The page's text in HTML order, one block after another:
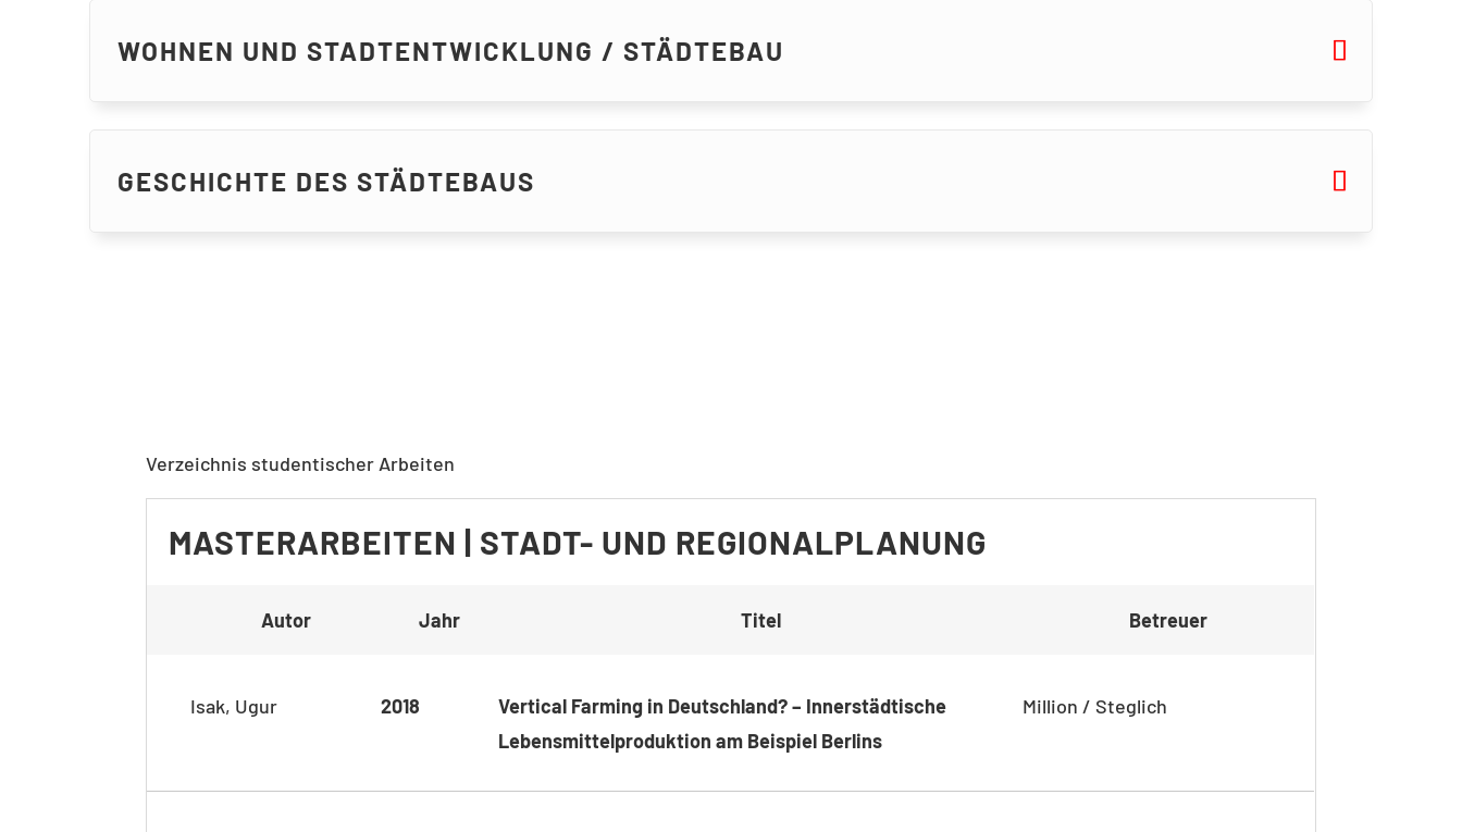
WOHNEN UND STADTENTWICKLUNG / STÄDTEBAU
GESCHICHTE DES STÄDTEBAUS
Verzeichnis studentischer Arbeiten
MASTERARBEITEN | STADT- UND REGIONALPLANUNG
Autor Jahr Titel Betreuer
Isak, Ugur 2018 Vertical Farming in Deutschland? – Innerstädtische
Lebensmittelproduktion am Beispiel Berlins
Million / Steglich